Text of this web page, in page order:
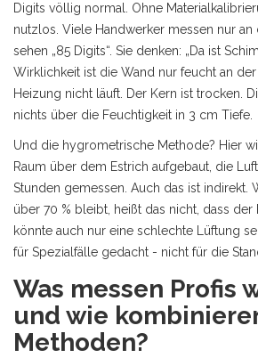
Digits völlig normal. Ohne
nutzlos. Viele Handwerker messen nur an
sehen „85 Digits“. Sie denken: „Da ist
Wirklichkeit ist die Wand nur feucht an
Heizung nicht läuft. Der Kern ist trocken.
nichts über die Feuchtigkeit in 3 cm Tiefe.
Und die hygrometrische Methode? Hier
Raum über dem Estrich aufgebaut, die
Stunden gemessen. Auch das ist indirekt.
über 70 % bleibt, heißt das nicht, dass der
könnte auch nur eine schlechte Lüftung
für Spezialfälle gedacht - nicht für die
Was messen Profis
und wie
Methoden?